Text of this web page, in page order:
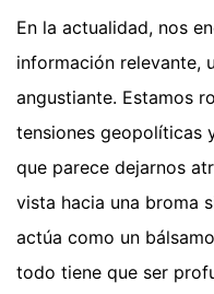
En la actualidad, nos
información relevante,
angustiante. Estamos
tensiones geopolíticas
que parece dejarnos
vista hacia una broma
actúa como un
todo tiene que ser